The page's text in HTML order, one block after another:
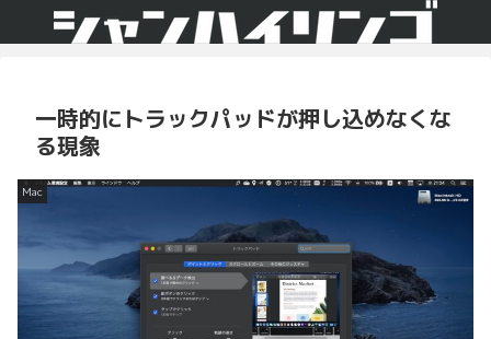
一時的にトラックパッドが押し込めなくな
る現象
Mac